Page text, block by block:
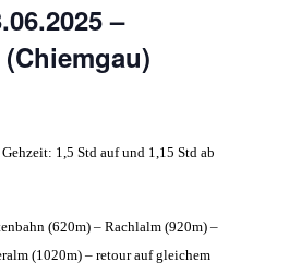
–
1,5 Std auf und 1,15 Std ab
(620m) – Rachlalm (920m) –
(1020m) – retour auf gleichem